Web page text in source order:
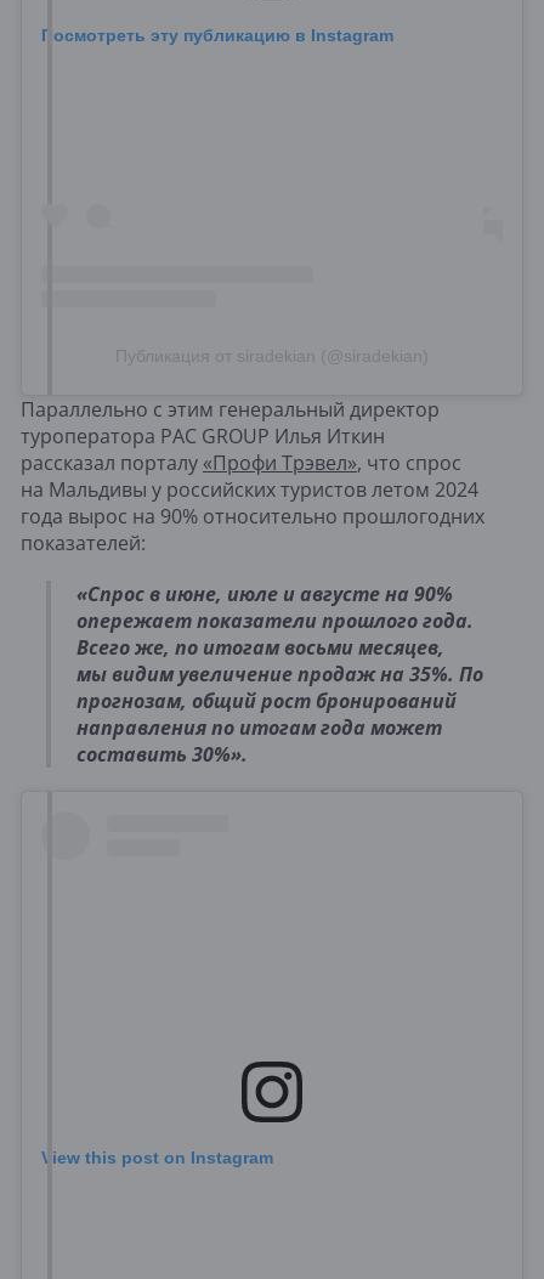
Посмотреть эту публикацию в Instagram
Публикация от siradekian (@siradekian)
Параллельно с этим генеральный директор
туроператора PAC GROUP Илья Иткин
рассказал порталу«Профи Трэвeл», что спрос
на Мальдивы у российских туристов летом 2024
года вырос на 90% относительно прошлогодних
показателей:
«Спрос в июне, июле и августе на 90%
опережает показатели прошлого года.
Всего же, по итогам восьми месяцев,
мы видим увеличение продаж на 35%. По
прогнозам, общий рост бронирований
направления по итогам года может
составить 30%».
View this post on Instagram